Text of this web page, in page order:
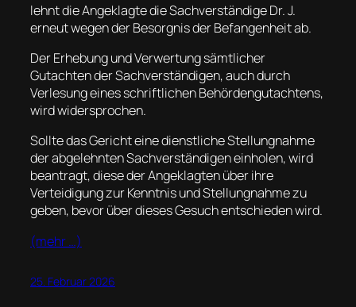
lehnt die Angeklagte die Sachverständige Dr. J.
erneut wegen der Besorgnis der Befangenheit ab.
Der Erhebung und Verwertung sämtlicher
Gutachten der Sachverständigen, auch durch
Verlesung eines schriftlichen Behördengutachtens,
wird widersprochen.
Sollte das Gericht eine dienstliche Stellungnahme
der abgelehnten Sachverständigen einholen, wird
beantragt, diese der Angeklagten über ihre
Verteidigung zur Kenntnis und Stellungnahme zu
geben, bevor über dieses Gesuch entschieden wird.
(mehr …)
25. Februar 2026